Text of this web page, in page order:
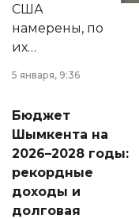
США
намерены, по
их
принести
народу
Венесуэлы.
5 января, 9:36
Бюджет
Шымкента на
2026–2028 годы:
рекордные
доходы и
долговая